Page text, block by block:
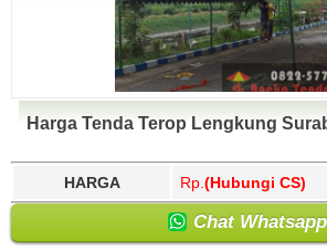
Harga Tenda Terop Lengkung
HARGA Rp. (Hubungi CS)
Chat Whatsapp